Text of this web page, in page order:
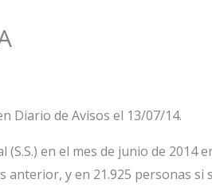
Diario de Avisos el 13/07/14.
en el mes de junio de 2014
anterior, y en 21.925 personas si